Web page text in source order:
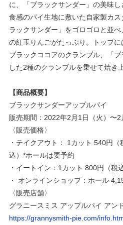
に、「ブラックサンダー」の美味
食感のパイ生地に敷いた自家製カ
ラックサンダー」をゴロゴロと並
の紅玉りんごがたっぷり。トップ
ブラックココアのクランブル、「
した2種のクランブルを乗せて焼き
【商品概要】
ブラックサンダーアップルパイ
販売期間：2022年2月1日（火）〜2
〈販売価格〉
・テイクアウト： 1カット 540円
込）*ホールは要予約
・イートイン：1カット 800円（税
・ オンラインショップ：ホール
〈販売店舗〉
グラニースミス アップルパイ アン
https://grannysmith-pie.com/